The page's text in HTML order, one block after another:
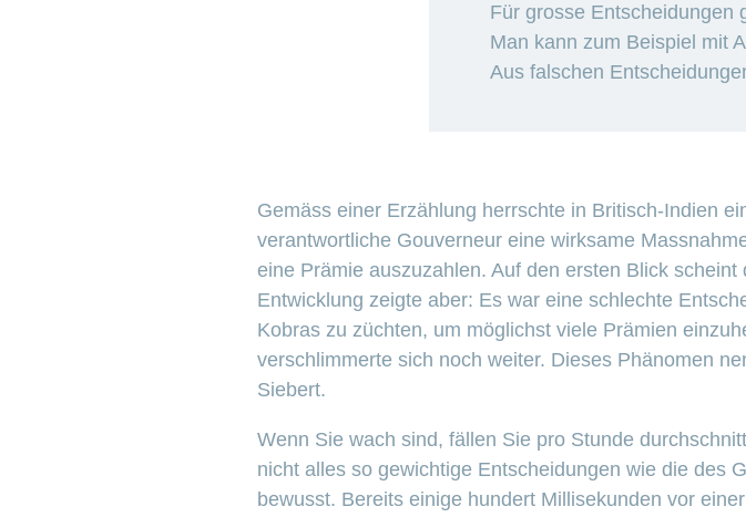
Für grosse Entscheidungen
Man kann zum Beispiel mit
Aus falschen
Gemäss einer Erzählung herrschte in Britisch-Indien
verantwortliche Gouverneur eine wirksame
eine Prämie auszuzahlen. Auf den ersten Blick
Entwicklung zeigte aber: Es war eine schlechte
Kobras zu züchten, um möglichst viele Prämien
verschlimmerte sich noch weiter. Dieses Phänomen
Siebert.
Wenn Sie wach sind, fällen Sie pro Stunde
nicht alles so gewichtige Entscheidungen wie die des
bewusst. Bereits einige hundert Millisekunden vor